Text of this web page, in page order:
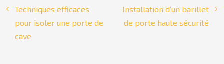
Techniques efficaces
pour isoler une porte de
cave
Installation d’un barillet
de porte haute sécurité